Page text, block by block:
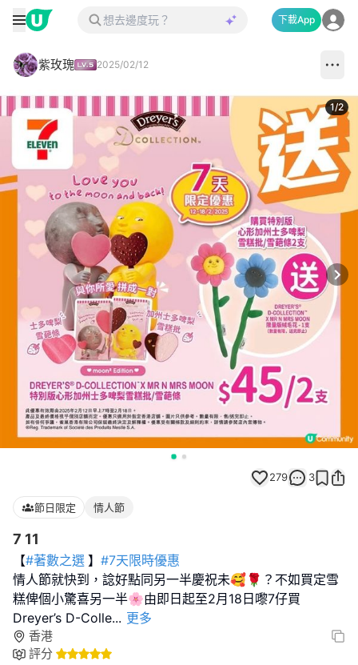
下載App
紫玫瑰 2025/02/12
1/2
279 3
節日限定 情人節
7 11
【#著數之選 】 #7天限時優惠
情人節就快到，諗好點同另一半慶祝未🥰🌹？不如買定雪
糕俾個小驚喜另一半🌸由即日起至2月18日嚟7仔買
Dreyer’s D-Colle... 更多
香港
評分